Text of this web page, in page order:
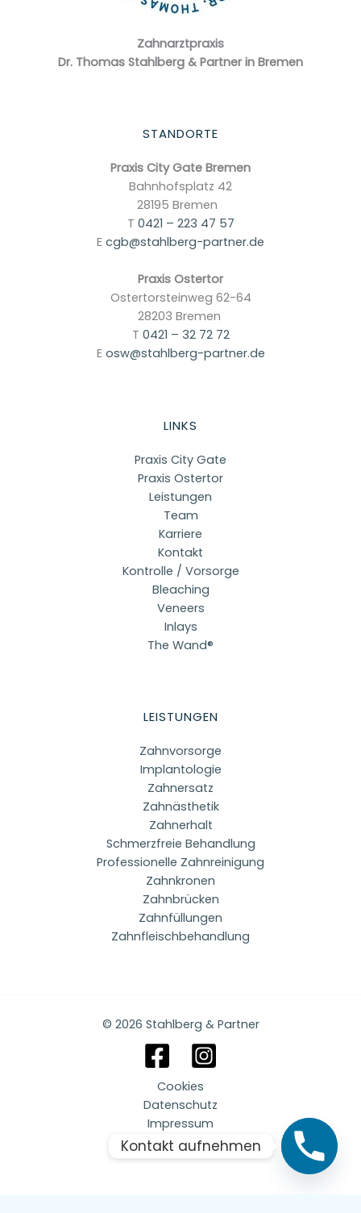
Zahnarzt­praxis
Dr. Thomas Stahlberg & Partner in Bremen
STANDORTE
Praxis City Gate Bremen
Bahnhofsplatz 42
28195 Bremen
T 0421 – 223 47 57
E cgb@stahlberg-partner.de
Praxis Ostertor
Ostertorsteinweg 62-64
28203 Bremen
T 0421 – 32 72 72
E osw@stahlberg-partner.de
LINKS
Praxis City Gate
Praxis Ostertor
Leistungen
Team
Karriere
Kontakt
Kontrolle / Vorsorge
Bleaching
Veneers
Inlays
The Wand®
LEISTUNGEN
Zahnvorsorge
Implantologie
Zahnersatz
Zahnästhetik
Zahnerhalt
Schmerzfreie Behandlung
Professionelle Zahnreinigung
Zahnkronen
Zahnbrücken
Zahnfüllungen
Zahnfleischbehandlung
© 2026 Stahlberg & Partner
Cookies
Datenschutz
Impressum
Kontakt aufnehmen